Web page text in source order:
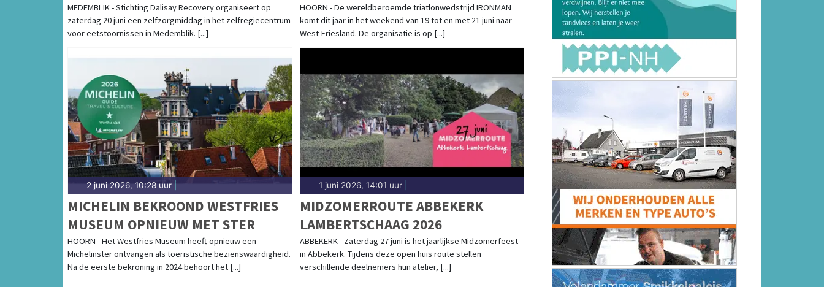
MEDEMBLIK - Stichting Dalisay Recovery organiseert op
zaterdag 20 juni een zelfzorgmiddag in het zelfregiecentrum
voor eetstoornissen in Medemblik. [...]
HOORN - De wereldberoemde triatlonwedstrijd IRONMAN
komt dit jaar in het weekend van 19 tot en met 21 juni naar
West-Friesland. De organisatie is op [...]
2 juni 2026, 10:28 uur |
MICHELIN BEKROOND WESTFRIES
MUSEUM OPNIEUW MET STER
HOORN - Het Westfries Museum heeft opnieuw een
Michelinster ontvangen als toeristische bezienswaardigheid.
Na de eerste bekroning in 2024 behoort het [...]
1 juni 2026, 14:01 uur|
MIDZOMERROUTE ABBEKERK
LAMBERTSCHAAG 2026
ABBEKERK - Zaterdag 27 juni is het jaarlijkse Midzomerfeest
in Abbekerk. Tijdens deze open huis route stellen
verschillende deelnemers hun atelier, [...]